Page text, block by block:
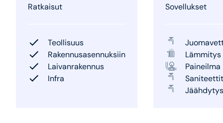
Ratkaisut
Teollisuus
Rakennusasennuksiin
Laivanrakennus
Infra
Sovellukset
Lämmitys
Paineilma
Jäähdytys